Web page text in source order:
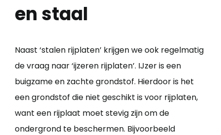
en staal
Naast ‘stalen rijplaten’ krijgen we ook regelmatig
de vraag naar ‘ijzeren rijplaten’. IJzer is een
buigzame en zachte grondstof. Hierdoor is het
een grondstof die niet geschikt is voor rijplaten,
want een rijplaat moet stevig zijn om de
ondergrond te beschermen. Bijvoorbeeld